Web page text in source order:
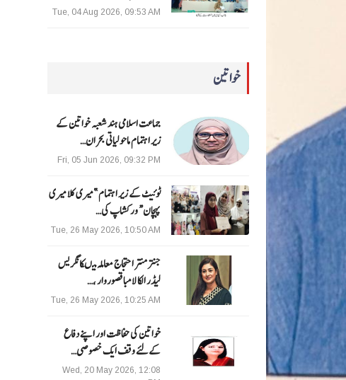
Tue, 04 Aug 2026, 09:53 AM
خواتین
جماعت اسلامی ہند شعبہ خواتین کے
زیر اہتمام ماحولیاتی بحران…
Fri, 05 Jun 2026, 09:32 PM
ٹوئیٹ کے زیر اہتمام ”میری کلا میری
پہچان“ ورکشاپ کی…
Tue, 26 May 2026, 10:50 AM
جنتر منتر احتجاج معاملہ میںکانگریس
لیڈر الکا لامبا قصوروار ،…
Tue, 26 May 2026, 10:25 AM
خواتین کی حفاظت اور اپنے دفاع
کےلئے وقف ایک خصوصی…
Wed, 20 May 2026, 12:08